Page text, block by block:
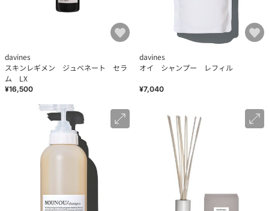
davines
スキンレギメン ジュベネート セラ
ム LX
¥16,500
davines
オイ シャンプー レフィル
¥7,040